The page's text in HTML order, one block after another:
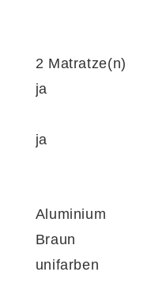
motorisch
und Schulter-
7-Zonen-
und Fußzone.
das Bett die
guten,
2 Matratze(n)
ja
ja
Aluminium
Braun
unifarben